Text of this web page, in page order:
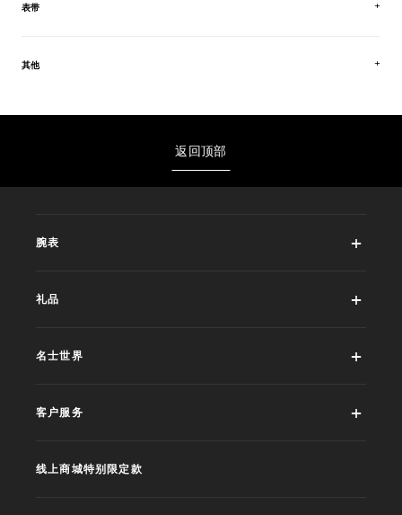
表带
其他
返回顶部
腕表
礼品
名士世界
客户服务
线上商城特别限定款